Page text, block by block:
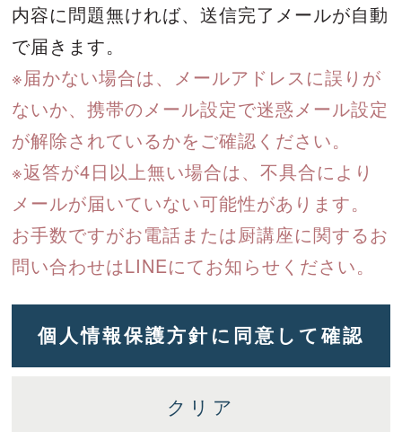
内容に問題無ければ、送信完了メールが自動
で届きます。
※届かない場合は、メールアドレスに誤りが
ないか、携帯のメール設定で迷惑メール設定
が解除されているかをご確認ください。
※返答が4日以上無い場合は、不具合により
メールが届いていない可能性があります。
お手数ですがお電話または厨講座に関するお
問い合わせはLINEにてお知らせください。